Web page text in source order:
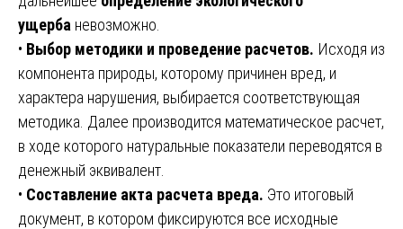
ущерба невозможно.
• Выбор методики и проведение расчетов. Исходя из
компонента природы, которому причинен вред, и
характера нарушения, выбирается соответствующая
методика. Далее производится математическое расчет,
в ходе которого натуральные показатели переводятся в
денежный эквивалент.
• Составление акта расчета вреда. Это итоговый
документ, в котором фиксируются все исходные